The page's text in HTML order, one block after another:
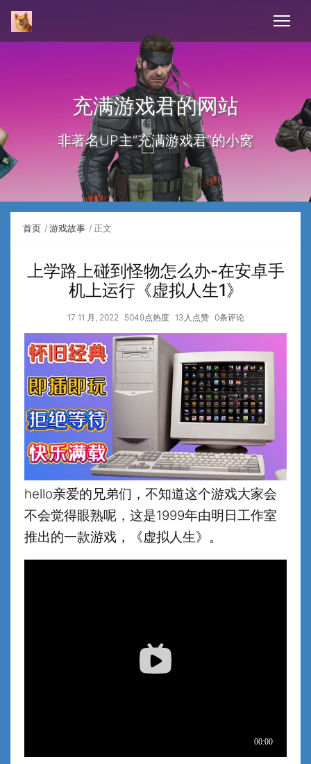
充满游戏君的网站
非著名UP主“充满游戏君”的小窝
首页 游戏故事 正文
上学路上碰到怪物怎么办-在安卓手
机上运行《虚拟人生1》
17 11 月, 2022 5049点热度 13人点赞 0条评论
hello亲爱的兄弟们，不知道这个游戏大家会
不会觉得眼熟呢，这是1999年由明日工作室
推出的一款游戏，《虚拟人生》。